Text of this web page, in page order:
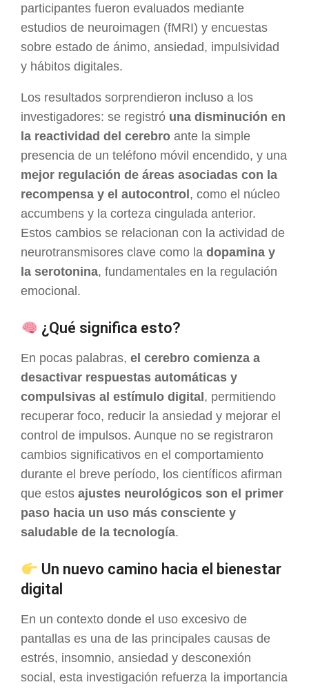
participantes fueron evaluados mediante
estudios de neuroimagen (fMRI) y encuestas
sobre estado de ánimo, ansiedad, impulsividad
y hábitos digitales.
Los resultados sorprendieron incluso a los
investigadores: se registró una disminución en
la reactividad del cerebro ante la simple
presencia de un teléfono móvil encendido, y una
mejor regulación de áreas asociadas con la
recompensa y el autocontrol , como el núcleo
accumbens y la corteza cingulada anterior.
Estos cambios se relacionan con la actividad de
neurotransmisores clave como la dopamina y
la serotonina, fundamentales en la regulación
emocional.
¿Qué significa esto?
En pocas palabras, el cerebro comienza a
desactivar respuestas automáticas y
compulsivas al estímulo digital , permitiendo
recuperar foco, reducir la ansiedad y mejorar el
control de impulsos. Aunque no se registraron
cambios significativos en el comportamiento
durante el breve período, los científicos afirman
que estos ajustes neurológicos son el primer
paso hacia un uso más consciente y
saludable de la tecnología.
Un nuevo camino hacia el bienestar
digital
En un contexto donde el uso excesivo de
pantallas es una de las principales causas de
estrés, insomnio, ansiedad y desconexión
social, esta investigación refuerza la importancia